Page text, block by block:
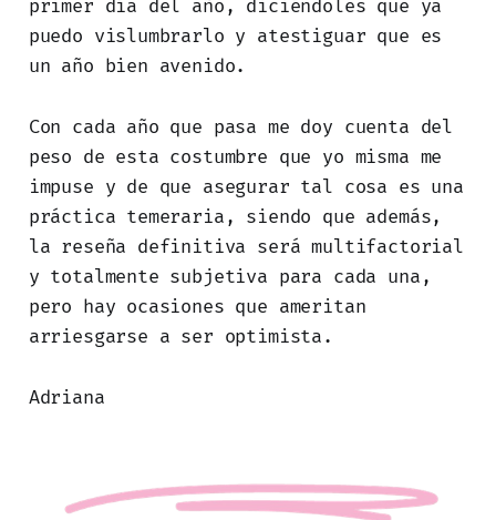
primer día del año, diciéndoles que ya
puedo vislumbrarlo y atestiguar que es
un año bien avenido.
Con cada año que pasa me doy cuenta del
peso de esta costumbre que yo misma me
impuse y de que asegurar tal cosa es una
práctica temeraria, siendo que además,
la reseña definitiva será multifactorial
y totalmente subjetiva para cada una,
pero hay ocasiones que ameritan
arriesgarse a ser optimista.
Adriana